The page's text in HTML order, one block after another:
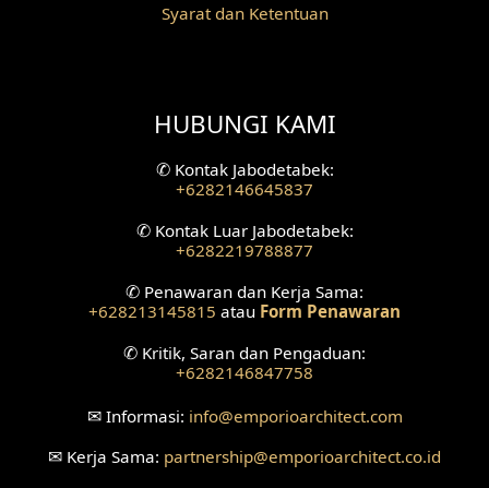
Syarat dan Ketentuan
HUBUNGI KAMI
✆Kontak Jabodetabek:
+6282146645837
✆Kontak Luar Jabodetabek:
+6282219788877
✆ Penawaran dan Kerja Sama:
+628213145815 atau Form Penawaran
✆ Kritik, Saran dan Pengaduan:
+6282146847758
✉Informasi: info@emporioarchitect.com
✉ Kerja Sama: partnership@emporioarchitect.co.id